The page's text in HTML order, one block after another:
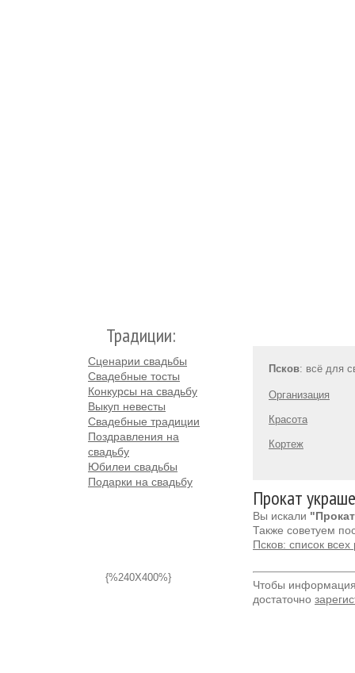
Традиции:
Сценарии свадьбы
Свадебные тосты
Конкурсы на свадьбу
Выкуп невесты
Свадебные традиции
Поздравления на
свадьбу
Юбилеи свадьбы
Подарки на свадьбу
{%240X400%}
Псков: всё для
Организация
Красота
Кортеж
Прокат
Вы искали
Также советуем
Псков: список
Чтобы
достаточно